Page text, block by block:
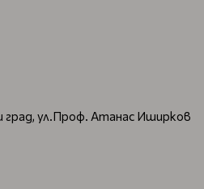
град, ул.Проф. Атанас Иширков